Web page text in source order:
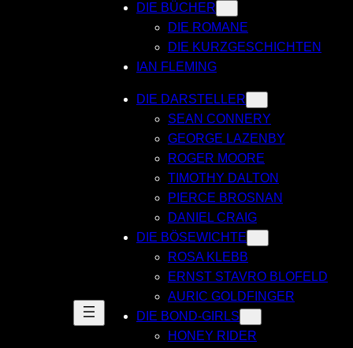
DIE BÜCHER
DIE ROMANE
DIE KURZGESCHICHTEN
IAN FLEMING
DIE DARSTELLER
SEAN CONNERY
GEORGE LAZENBY
ROGER MOORE
TIMOTHY DALTON
PIERCE BROSNAN
DANIEL CRAIG
DIE BÖSEWICHTE
ROSA KLEBB
ERNST STAVRO BLOFELD
AURIC GOLDFINGER
DIE BOND-GIRLS
HONEY RIDER